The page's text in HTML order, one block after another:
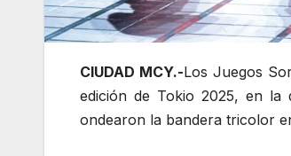
CIUDAD MCY.-Los Juegos
edición de Tokio 2025, en la
ondearon la bandera tricolor